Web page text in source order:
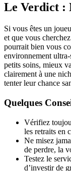
Le Verdict :
Si vous êtes un
et que vous
pourrait bien vous
environnement
petits soins, mieux
clairement à une
tenter leur chance
Quelques
Vérifiez
les retraits en
Ne misez
de perdre, la
Testez le
d’investir de